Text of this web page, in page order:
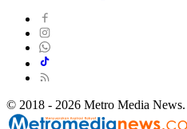
© 2018 - 2026 Metro Media